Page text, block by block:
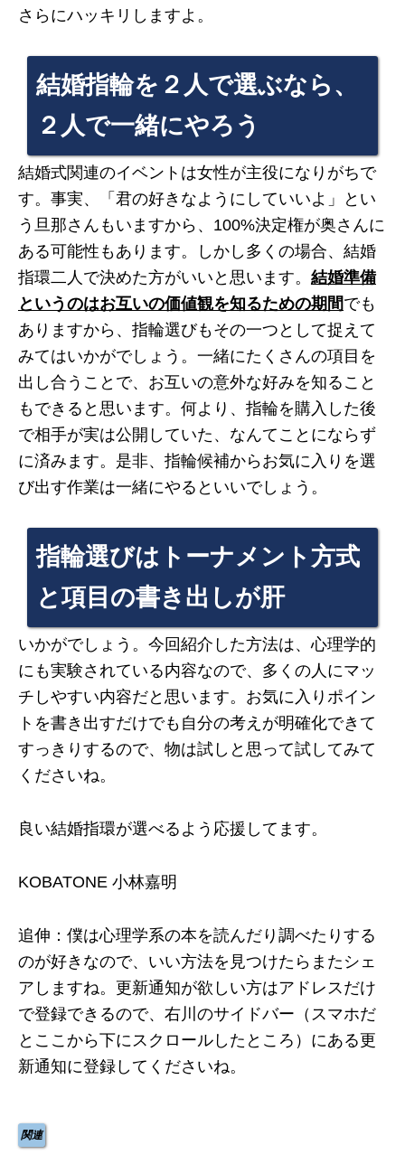
さらにハッキリしますよ。
結婚指輪を２人で選ぶなら、
２人で一緒にやろう
結婚式関連のイベントは女性が主役になりがちで
す。事実、「君の好きなようにしていいよ」とい
う旦那さんもいますから、100%決定権が奥さんに
ある可能性もあります。しかし多くの場合、結婚
指環二人で決めた方がいいと思います。 結婚準備
というのはお互いの価値観を知るための期間でも
ありますから、指輪選びもその一つとして捉えて
みてはいかがでしょう。一緒にたくさんの項目を
出し合うことで、お互いの意外な好みを知ること
もできると思います。何より、指輪を購入した後
で相手が実は公開していた、なんてことにならず
に済みます。是非、指輪候補からお気に入りを選
び出す作業は一緒にやるといいでしょう。
指輪選びはトーナメント方式
と項目の書き出しが肝
いかがでしょう。今回紹介した方法は、心理学的
にも実験されている内容なので、多くの人にマッ
チしやすい内容だと思います。お気に入りポイン
トを書き出すだけでも自分の考えが明確化できて
すっきりするので、物は試しと思って試してみて
くださいね。
良い結婚指環が選べるよう応援してます。
KOBATONE 小林嘉明
追伸：僕は心理学系の本を読んだり調べたりする
のが好きなので、いい方法を見つけたらまたシェ
アしますね。更新通知が欲しい方はアドレスだけ
で登録できるので、右川のサイドバー（スマホだ
とここから下にスクロールしたところ）にある更
新通知に登録してくださいね。
関連